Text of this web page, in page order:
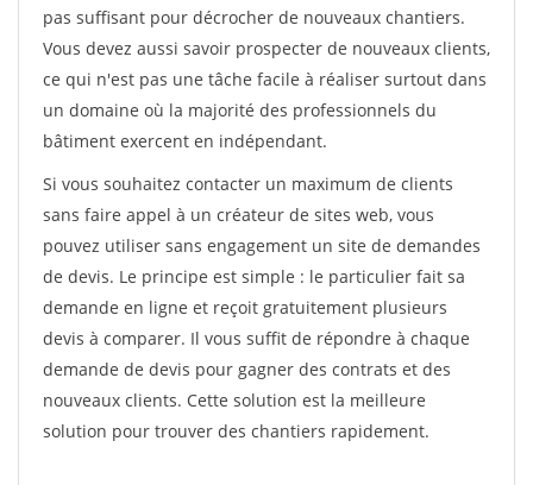
pas suffisant pour décrocher de nouveaux chantiers.
Vous devez aussi savoir prospecter de nouveaux clients,
ce qui n'est pas une tâche facile à réaliser surtout dans
un domaine où la majorité des professionnels du
bâtiment exercent en indépendant.
Si vous souhaitez contacter un maximum de clients
sans faire appel à un créateur de sites web, vous
pouvez utiliser sans engagement un site de demandes
de devis. Le principe est simple : le particulier fait sa
demande en ligne et reçoit gratuitement plusieurs
devis à comparer. Il vous suffit de répondre à chaque
demande de devis pour gagner des contrats et des
nouveaux clients. Cette solution est la meilleure
solution pour trouver des chantiers rapidement.